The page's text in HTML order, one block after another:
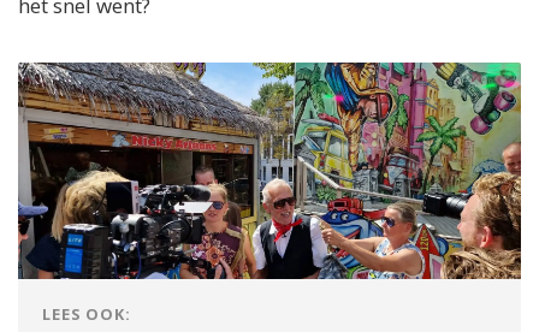
LEES OOK: